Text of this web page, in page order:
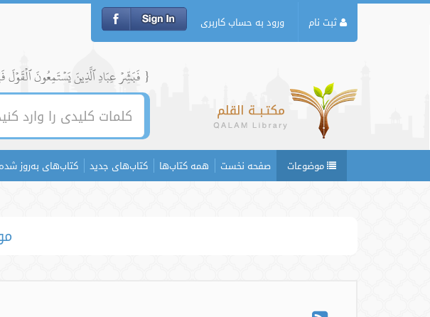
ثبت نام ورود به حساب کاربری
{ فَبَشِّرۡ عِبَادِ ٱلَّذِينَ يَسۡتَمِعُونَ ٱلۡقَوۡلَ
موضوعات صفحه نخست همه کتاب‌ها کتاب‌های جدید کتاب‌های به‌روز شده